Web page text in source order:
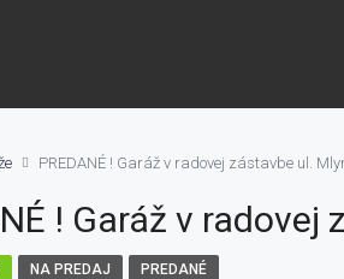
PREDANÉ ! Garáž v radovej zástavbe ul.
! Garáž v
NA PREDAJ PREDANÉ